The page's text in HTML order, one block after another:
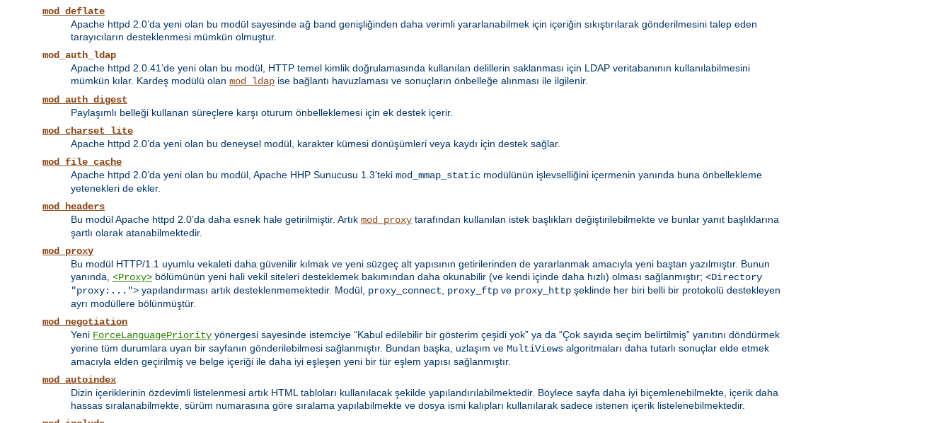
mod_deflate
Apache httpd 2.0’da yeni olan bu modül sayesinde ağ band genişliğinden daha verimli yararlanabilmek için içeriğin sıkıştırılarak gönderilmesini talep eden
tarayıcıların desteklenmesi mümkün olmuştur.
mod_auth_ldap
Apache httpd 2.0.41’de yeni olan bu modül, HTTP temel kimlik doğrulamasında kullanılan delillerin saklanması için LDAP veritabanının kullanılabilmesini
mümkün kılar. Kardeş modülü olan mod_ldap ise bağlantı havuzlaması ve sonuçların önbelleğe alınması ile ilgilenir.
mod_auth_digest
Paylaşımlı belleği kullanan süreçlere karşı oturum önbelleklemesi için ek destek içerir.
mod_charset_lite
Apache httpd 2.0’da yeni olan bu deneysel modül, karakter kümesi dönüşümleri veya kaydı için destek sağlar.
mod_file_cache
Apache httpd 2.0’da yeni olan bu modül, Apache HHP Sunucusu 1.3’teki mod_mmap_static modülünün işlevselliğini içermenin yanında buna önbellekleme
yetenekleri de ekler.
mod_headers
Bu modül Apache httpd 2.0’da daha esnek hale getirilmiştir. Artık mod_proxy tarafından kullanılan istek başlıkları değiştirilebilmekte ve bunlar yanıt başlıklarına
şartlı olarak atanabilmektedir.
mod_proxy
Bu modül HTTP/1.1 uyumlu vekaleti daha güvenilir kılmak ve yeni süzgeç alt yapısının getirilerinden de yararlanmak amacıyla yeni baştan yazılmıştır. Bunun
yanında, <Proxy> bölümünün yeni hali vekil siteleri desteklemek bakımından daha okunabilir (ve kendi içinde daha hızlı) olması sağlanmıştır; <Directory
"proxy:..."> yapılandırması artık desteklenmemektedir. Modül, proxy_connect proxy_ftp ve proxy_http şeklinde her biri belli bir protokolü destekleyen
ayrı modüllere bölünmüştür.
mod_negotiation
Yeni ForceLanguagePriority yönergesi sayesinde istemciye “Kabul edilebilir bir gösterim çeşidi yok” ya da “Çok sayıda seçim belirtilmiş” yanıtını döndürmek
yerine tüm durumlara uyan bir sayfanın gönderilebilmesi sağlanmıştır. Bundan başka, uzlaşım ve MultiViews algoritmaları daha tutarlı sonuçlar elde etmek
amacıyla elden geçirilmiş ve belge içeriği ile daha iyi eşleşen yeni bir tür eşlem yapısı sağlanmıştır.
mod_autoindex
Dizin içeriklerinin özdevimli listelenmesi artık HTML tabloları kullanılacak şekilde yapılandırılabilmektedir. Böylece sayfa daha iyi biçemlenebilmekte, içerik daha
hassas sıralanabilmekte, sürüm numarasına göre sıralama yapılabilmekte ve dosya ismi kalıpları kullanılarak sadece istenen içerik listelenebilmektedir.